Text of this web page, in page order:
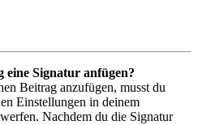
eine Signatur anfügen?
Beitrag anzufügen, musst du
Einstellungen in deinem
Nachdem du die Signatur